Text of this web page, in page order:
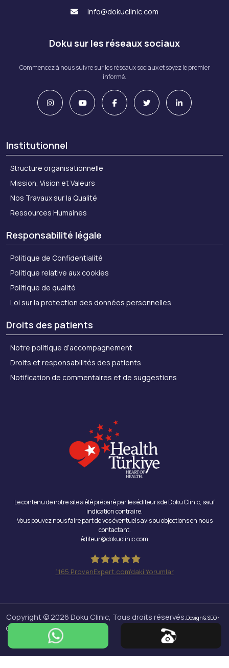
info@dokuclinic.com
Doku sur les réseaux sociaux
Commencez à nous suivre sur les réseaux sociaux et soyez le premier
informé.
Institutionnel
Structure organisationnelle
Mission, Vision et Valeurs
Nos Travaux sur la Qualité
Ressources Humaines
Responsabilité légale
Politique de Confidentialité
Politique relative aux cookies
Politique de qualité
Loi sur la protection des données personnelles
Droits des patients
Notre politique d’accompagnement
Droits et responsabilités des patients
Notification de commentaires et de suggestions
Le contenu de notre site a été préparé par les éditeurs de Doku Clinic, sauf
indication contraire.
Vous pouvez nous faire part de vos éventuels avis ou objections en nous
contactant.
éditeur@dokuclinic.com
1165 ProvenExpert.com'daki Yorumlar
Copyright © 2026 Doku Clinic, Tous droits réservés.Design & SEO :
Crabs Media